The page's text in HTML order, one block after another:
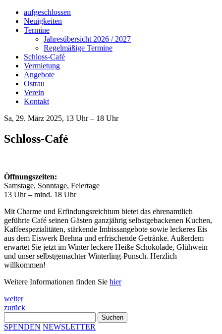
aufgeschlossen
Neuigkeiten
Termine
Jahresübersicht 2026 / 2027
Regelmäßige Termine
Schloss-Café
Vermietung
Angebote
Ostrau
Verein
Kontakt
Sa, 29. März 2025, 13 Uhr – 18 Uhr
Schloss-Café
Öffnungszeiten:
Samstage, Sonntage, Feiertage
13 Uhr – mind. 18 Uhr
Mit Charme und Erfindungsreichtum bietet das ehrenamtlich
geführte Café seinen Gästen ganzjährig selbstgebackenen Kuchen,
Kaffeespezialitäten, stärkende Imbissangebote sowie leckeres Eis
aus dem Eiswerk Brehna und erfrischende Getränke. Außerdem
erwartet Sie jetzt im Winter leckere Heiße Schokolade, Glühwein
und unser selbstgemachter Winterling-Punsch. Herzlich
willkommen!
Weitere Informationen finden Sie hier
Beitragsnavigation
weiter
zurück
nach:
SPENDEN NEWSLETTER